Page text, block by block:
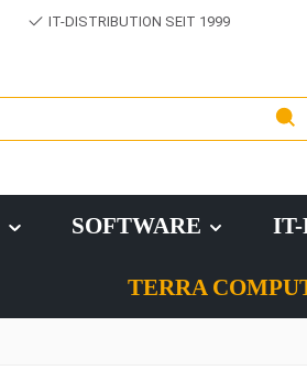
IT-DISTRIBUTION SEIT 1999
SOFTWARE
TERRA